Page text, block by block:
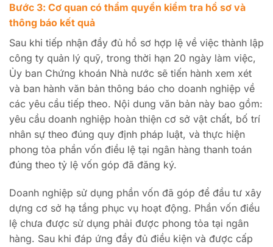
Bước 3: Cơ quan có thẩm quyền kiểm tra hồ sơ và
thông báo kết quả
Sau khi tiếp nhận đầy đủ hồ sơ hợp lệ về việc thành lập
công ty quản lý quỹ, trong thời hạn 20 ngày làm việc,
Ủy ban Chứng khoán Nhà nước sẽ tiến hành xem xét
và ban hành văn bản thông báo cho doanh nghiệp về
các yêu cầu tiếp theo. Nội dung văn bản này bao gồm:
yêu cầu doanh nghiệp hoàn thiện cơ sở vật chất, bố trí
nhân sự theo đúng quy định pháp luật, và thực hiện
phong tỏa phần vốn điều lệ tại ngân hàng thanh toán
đúng theo tỷ lệ vốn góp đã đăng ký.
Doanh nghiệp sử dụng phần vốn đã góp để đầu tư xây
dựng cơ sở hạ tầng phục vụ hoạt động. Phần vốn điều
lệ chưa được sử dụng phải được phong tỏa tại ngân
hàng. Sau khi đáp ứng đầy đủ điều kiện và được cấp